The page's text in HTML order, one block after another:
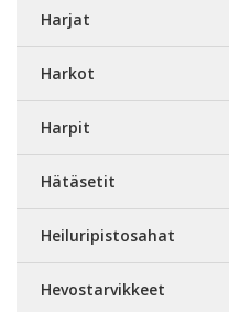
Harjat
Harkot
Harpit
Hätäsetit
Heiluripistosahat
Hevostarvikkeet